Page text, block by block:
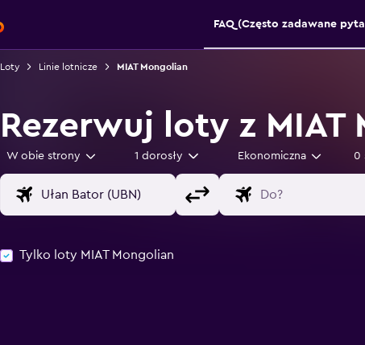
FAQ (Często zadawane
Loty Linie lotnicze MIAT Mongolian
Rezerwuj loty z MIAT
W obie strony 1 dorosły Ekonomiczna 0
Tylko loty MIAT Mongolian